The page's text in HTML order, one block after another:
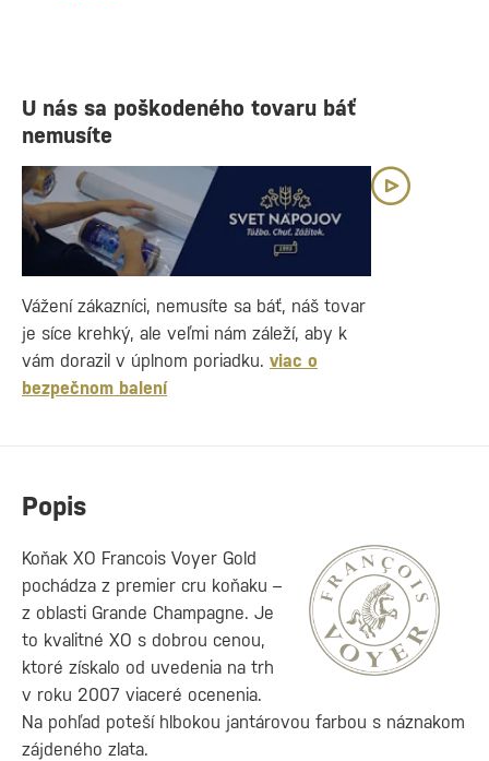
Popis
Koňak XO Francois Voyer Gold
pochádza z premier cru koňaku –
z oblasti Grande Champagne. Je
to kvalitné XO s dobrou cenou,
ktoré získalo od uvedenia na trh
v roku 2007 viaceré ocenenia.
Na pohľad poteší hlbokou jantárovou farbou s náznakom
zájdeného zlata.
U nás sa poškodeného tovaru báť
nemusíte
Vážení zákazníci, nemusíte sa báť, náš tovar
je síce krehký, ale veľmi nám záleží, aby k
vám dorazil v úplnom poriadku. viac o
bezpečnom balení